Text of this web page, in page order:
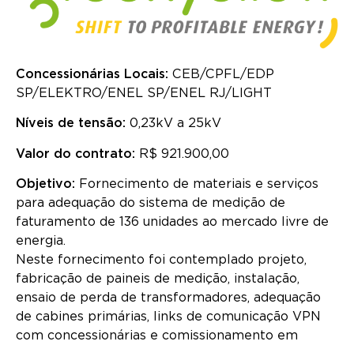
Concessionárias Locais: CEB/CPFL/EDP
SP/ELEKTRO/ENEL SP/ENEL RJ/LIGHT
Níveis de tensão: 0,23kV a 25kV
Valor do contrato: R$ 921.900,00
Objetivo: Fornecimento de materiais e serviços
para adequação do sistema de medição de
faturamento de 136 unidades ao mercado livre de
energia.
Neste fornecimento foi contemplado projeto,
fabricação de paineis de medição, instalação,
ensaio de perda de transformadores, adequação
de cabines primárias, links de comunicação VPN
com concessionárias e comissionamento em